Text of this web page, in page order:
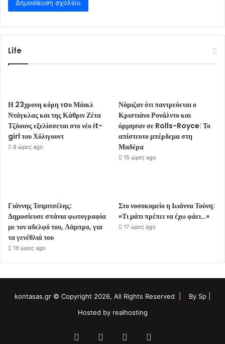
Life
Η 23χρονη κόρη τoυ Μάικλ
Ντάγκλας και της Κάθριν Ζέτα
Τζόουνς εξελίσσεται στο νέο it-
girl του Χόλιγουντ
8 ώρες ago
Νόμιζαν ότι παντρεύεται ο
Κριστιάνο Ρονάλντο και
όρμησαν σε Rolls-Royce: Το
απίστευτο μπέρδεμα στη
Μαδέρα
15 ώρες ago
Γιάννης Τσιμιτσέλης:
Δημοσίευσε σπάνια φωτογραφία
με τον αδελφό του, Λάμπρο, για
τα γενέθλιά του
16 ώρες ago
Στο νοσοκομείο η Ιωάννα Τούνη:
«Τι μάτι πρέπει να έχω φάει…»
17 ώρες ago
kontasas.gr © Copyright 2026, All Rights Reserved | By Sp
Hosted by realhosting
FacebookTwitter YouTube